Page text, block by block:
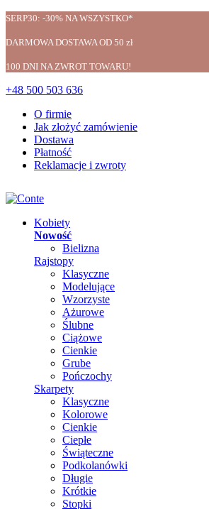
SERP30: -30% NA WSZYSTKO*
DARMOWA DOSTAWA OD 50 zł
100 DNI NA ZWROT TOWARU!
+48 500 503 636
O firmie
Jak złożyć zamówienie
Dostawa
Płatność
Reklamacje i zwroty
Kobiety
Nowość
Bielizna
Rajstopy
Klasyczne
Modelujące
Wzorzyste
Ażurowe
Ślubne
Ciążowe
Cienkie
Grube
Pończochy
Skarpety
Klasyczne
Kolorowe
Cienkie
Ciepłe
Świąteczne
Podkolanówki
Długie
Krótkie
Stopki